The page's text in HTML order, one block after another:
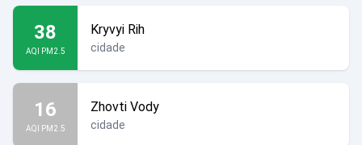
38
AQI PM2.5
Kryvyi Rih
cidade
16
AQI PM2.5
Zhovti Vody
cidade